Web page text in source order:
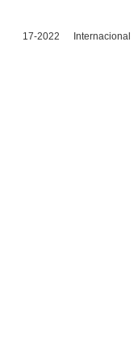
17-2022 Internacional